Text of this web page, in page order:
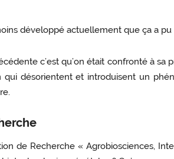
développé actuellement que ça a
c’est qu’on était confronté à
désorientent et introduisent un
de Recherche « Agrobiosciences,